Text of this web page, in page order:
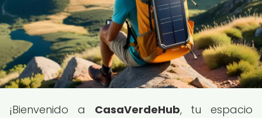
¡Bienvenido a CasaVerdeHub, tu espacio